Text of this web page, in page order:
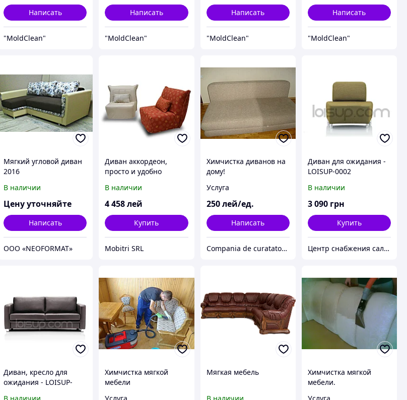
Написать
"MoldClean"
Написать
"MoldClean"
Написать
"MoldClean"
Написать
"MoldClean"
Мягкий угловой диван
2016
В наличии
Цену уточняйте
Написать
OOO «NEOFORMAT»
Диван аккордеон,
просто и удобно
В наличии
4 458лей
Купить
Mobitri SRL
Химчистка диванов на
дому!
Услуга
250 лей/ед.
Написать
Compania de curatatorie chimica - ***Master Cleaning***
Диван для ожидания -
LOISUP-0002
В наличии
3 090 грн
Купить
Центр снабжения салонов красоты DenIC
Диван, кресло для
ожидания - LOISUP-
В наличии
Химчистка мягкой
мебели
Услуга
Мягкая мебель
В наличии
Химчистка мягкой
мебели.
Услуга